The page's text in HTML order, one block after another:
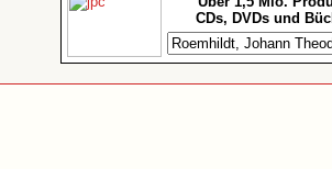
CDs, DVDs und